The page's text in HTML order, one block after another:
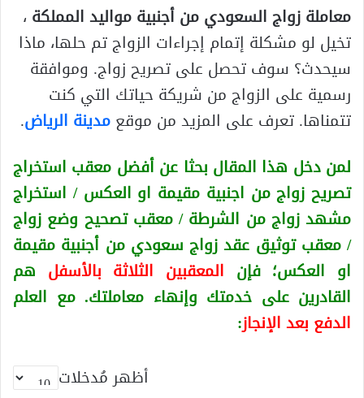
معاملة زواج السعودي من أجنبية مواليد المملكة ،
تخيل لو مشكلة إتمام إجراءات الزواج تم حلها، ماذا
سيحدث؟ سوف تحصل على تصريح زواج. وموافقة
رسمية على الزواج من شريكة حياتك التي كنت
تتمناها. تعرف على المزيد من موقعمدينة الرياض.
لمن دخل هذا المقال بحثا عن أفضل معقب استخراج
تصريح زواج من اجنبية مقيمة او العكس/ استخراج
مشهد زواج من الشرطة / معقب تصحيح وضع زواج
/ معقب توثيق عقد زواج سعودي من أجنبية مقيمة
او العكس؛ فإن المعقبين الثلاثة بالأسفل هم
القادرين على خدمتك وإنهاء معاملتك. مع العلم
الدفع بعد الإنجاز:
أظهر مُدخلات